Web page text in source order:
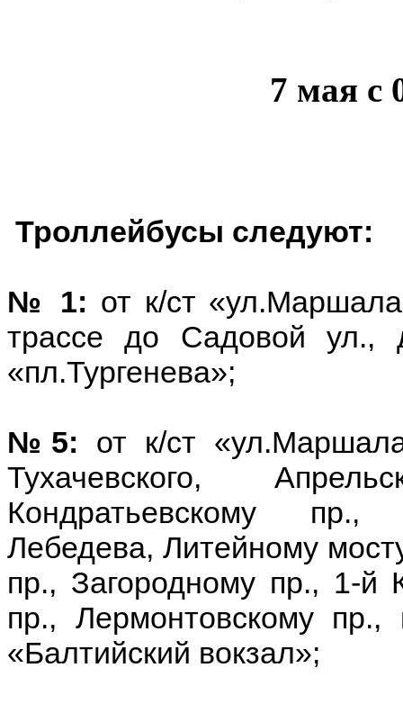
7 мая с
Троллейбусы следуют:
№ 1: от к/ст
трассе до Садовой ул.,
«пл.Тургенева»;
№5: от к/ст
Тухачевского,
Кондратьевскому пр.,
Лебедева, Литейному
пр., Загородному пр., 1-й
пр., Лермонтовскому пр.,
«Балтийский вокзал»;